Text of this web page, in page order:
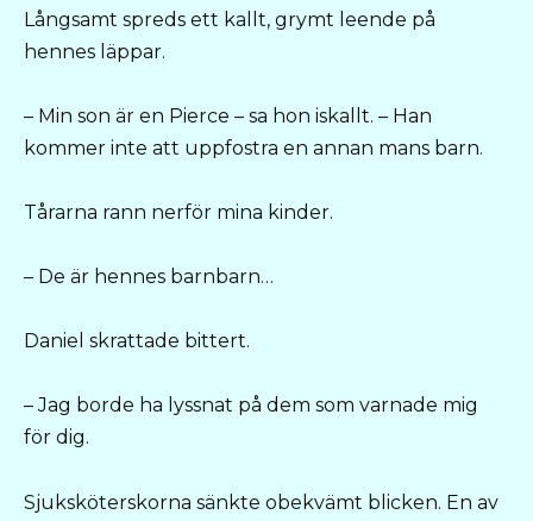
Långsamt spreds ett kallt, grymt leende på
hennes läppar.
– Min son är en Pierce – sa hon iskallt. – Han
kommer inte att uppfostra en annan mans barn.
Tårarna rann nerför mina kinder.
– De är hennes barnbarn…
Daniel skrattade bittert.
– Jag borde ha lyssnat på dem som varnade mig
för dig.
Sjuksköterskorna sänkte obekvämt blicken. En av